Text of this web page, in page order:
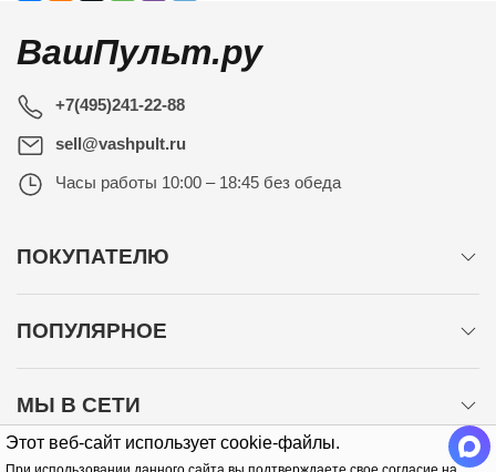
Этот веб-сайт использует cookie-файлы.
ВашПульт.ру
+7(495)241-22-88
sell@vashpult.ru
Часы работы 10:00 – 18:45 без обеда
ПОКУПАТЕЛЮ
ПОПУЛЯРНОЕ
МЫ В СЕТИ